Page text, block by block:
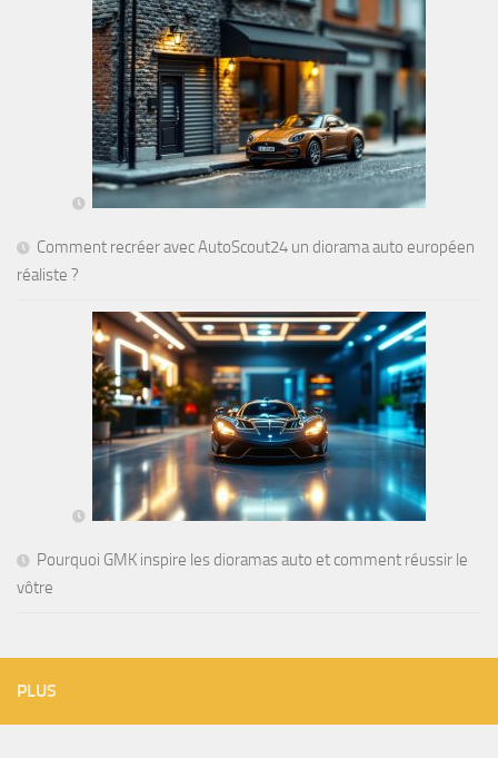
Comment recréer avec AutoScout24 un diorama auto européen
réaliste ?
Pourquoi GMK inspire les dioramas auto et comment réussir le
vôtre
PLUS